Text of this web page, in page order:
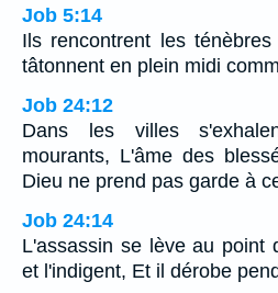
Job 5:14
Ils rencontrent les
tâtonnent en plein midi
Job 24:12
Dans les villes
mourants, L'âme des
Dieu ne prend pas garde à
Job 24:14
L'assassin se lève au point
et l'indigent, Et il dérobe